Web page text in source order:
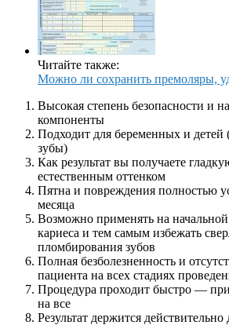
Читайте также:
Можно ли сохранить премоляры,
Высокая степень безопасности и
компоненты
Подходит для беременных и
зубы)
Как результат вы получаете
естественным оттенком
Пятна и повреждения полностью
месяца
Возможно применять на начальной
кариеса и тем самым избежать
пломбирования зубов
Полная безболезненность и
пациента на всех стадиях
Процедура проходит быстро —
на все
Результат держится